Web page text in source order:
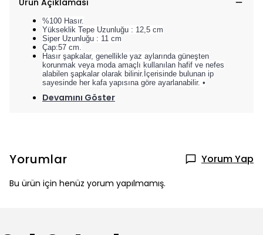
Ürün Açıklaması
%100 Hasır.
Yükseklik Tepe Uzunluğu : 12,5 cm
Siper Uzunluğu : 11 cm
Çap:57 cm.
Hasır şapkalar, genellikle yaz aylarında güneşten
korunmak veya moda amaçlı kullanılan hafif ve nefes
alabilen şapkalar olarak bilinir.İçerisinde bulunan ip
sayesinde her kafa yapısına göre ayarlanabilir. •
Devamını Göster
Yorumlar Yorum Yap
Bu ürün için henüz yorum yapılmamış.